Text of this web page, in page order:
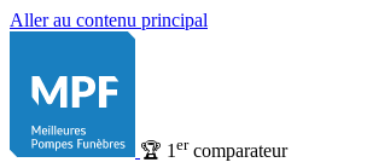
Aller au contenu principal
🏆 1 ercomparateur